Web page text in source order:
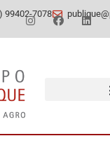
99402-7078